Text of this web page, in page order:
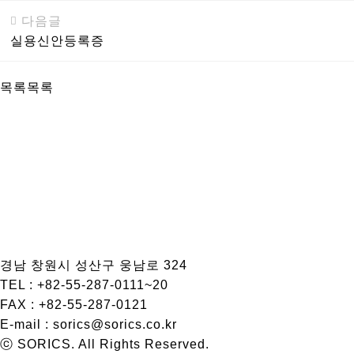
다음글
실용신안등록증
목록목록
경남 창원시 성산구 웅남로 324
TEL : +82-55-287-0111~20
FAX : +82-55-287-0121
E-mail : sorics@sorics.co.kr
ⓒ SORICS. All Rights Reserved.